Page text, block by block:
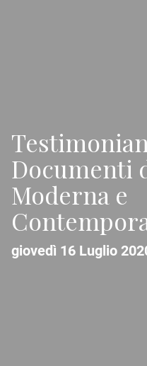
Documenti
Moderna e
giovedì 16 Luglio